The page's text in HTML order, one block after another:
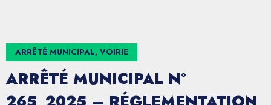
ARRÊTÉ MUNICIPAL, VOIRIE
ARRÊTÉ MUNICIPAL N°